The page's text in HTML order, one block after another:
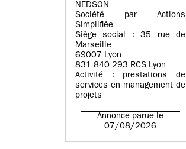
NEDSON
Société par Actions
Simplifiée
Siège social : 35 rue de
Marseille
69007 Lyon
831 840 293 RCS Lyon
Activité : prestations de
services en management de
projets
Annonce parue le
07/08/2026